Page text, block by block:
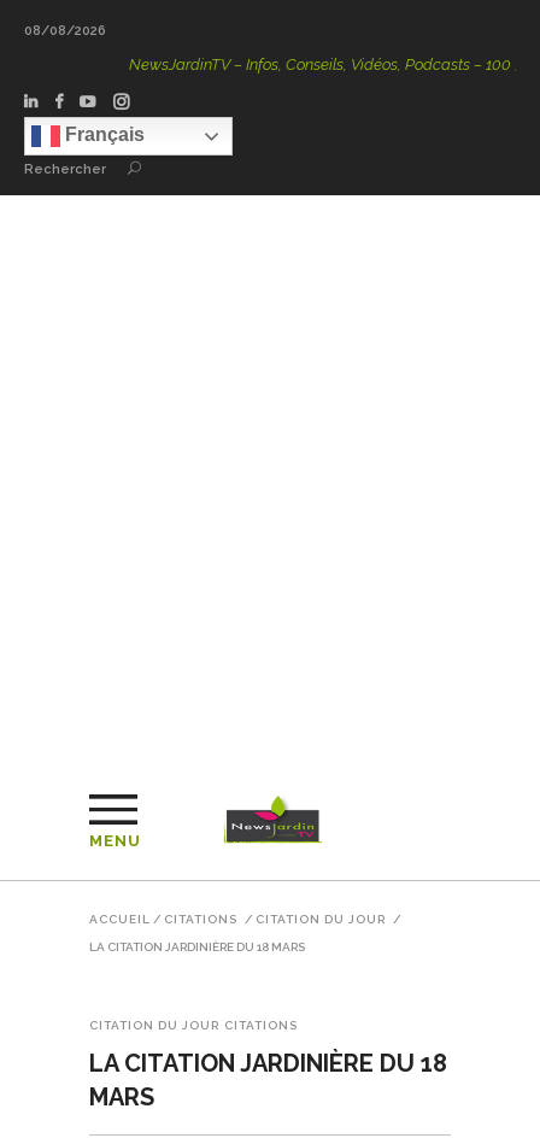
08/08/2026
NewsJardinTV – Infos, Conseils, Vidéos, Podcasts – 100 %
Français
Rechercher
MENU
ACCUEIL / CITATIONS / CITATION DU JOUR /
LA CITATION JARDINIÈRE DU 18 MARS
CITATION DU JOUR CITATIONS
LA CITATION JARDINIÈRE DU 18
MARS